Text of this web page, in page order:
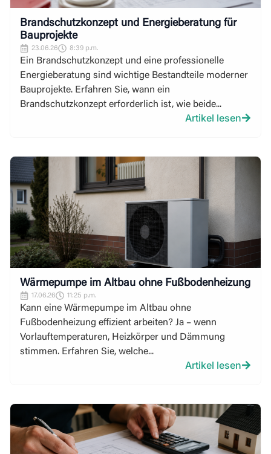
Brandschutzkonzept und Energieberatung für
Bauprojekte
23.06.26 8:39 p.m.
Ein Brandschutzkonzept und eine professionelle
Energieberatung sind wichtige Bestandteile moderner
Bauprojekte. Erfahren Sie, wann ein
Brandschutzkonzept erforderlich ist, wie beide...
Artikel lesen
Wärmepumpe im Altbau ohne Fußbodenheizung
17.06.26 11:25 p.m.
Kann eine Wärmepumpe im Altbau ohne
Fußbodenheizung effizient arbeiten? Ja – wenn
Vorlauftemperaturen, Heizkörper und Dämmung
stimmen. Erfahren Sie, welche...
Artikel lesen